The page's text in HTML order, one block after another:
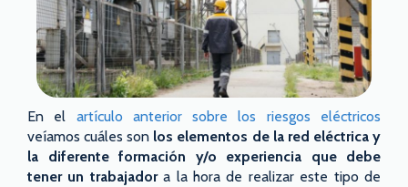
En el artículo anterior sobre los riesgos eléctricos
veíamos cuáles son los elementos de la red eléctrica y
la diferente formación y/o experiencia que debe
tener un trabajadora la hora de realizar este tipo de